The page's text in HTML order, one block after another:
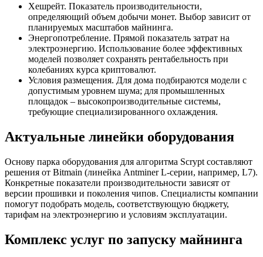
Хешрейт. Показатель производительности,
определяющий объем добычи монет. Выбор зависит от
планируемых масштабов майнинга.
Энергопотребление. Прямой показатель затрат на
электроэнергию. Использование более эффективных
моделей позволяет сохранять рентабельность при
колебаниях курса криптовалют.
Условия размещения. Для дома подбираются модели с
допустимым уровнем шума; для промышленных
площадок – высокопроизводительные системы,
требующие специализированного охлаждения.
Актуальные линейки оборудования
Основу парка оборудования для алгоритма Scrypt составляют
решения от Bitmain (линейка Antminer L-серии, например, L7).
Конкретные показатели производительности зависят от
версии прошивки и поколения чипов. Специалисты компании
помогут подобрать модель, соответствующую бюджету,
тарифам на электроэнергию и условиям эксплуатации.
Комплекс услуг по запуску майнинга